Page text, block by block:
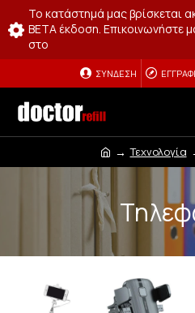
Το κατάστημά μας βρίσκεται
BETA έκδοση. Επικοινωνήστε
στο
ΣΎΝΔΕΣΗ
Τεχνολογία